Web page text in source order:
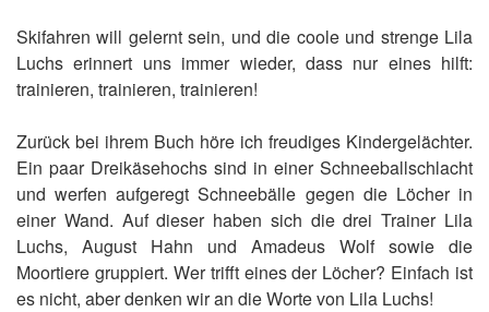
Skifahren will gelernt sein, und die coole und strenge Lila
Luchs erinnert uns immer wieder, dass nur eines hilft:
trainieren, trainieren, trainieren!
Zurück bei ihrem Buch höre ich freudiges Kindergelächter.
Ein paar Dreikäsehochs sind in einer Schneeballschlacht
und werfen aufgeregt Schneebälle gegen die Löcher in
einer Wand. Auf dieser haben sich die drei Trainer Lila
Luchs, August Hahn und Amadeus Wolf sowie die
Moortiere gruppiert. Wer trifft eines der Löcher? Einfach ist
es nicht, aber denken wir an die Worte von Lila Luchs!